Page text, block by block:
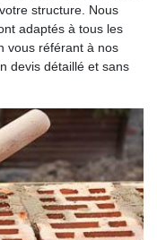
structure. Nous
adaptés à tous les
vous référant à nos
devis détaillé et sans